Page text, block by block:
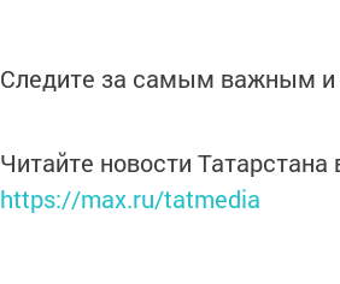
Следите за самым важным
Читайте новости
https://max.ru/tatmedia